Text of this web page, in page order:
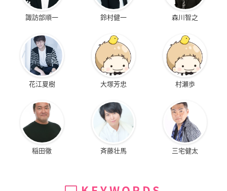
諏訪部順一 鈴村健一 森川智之
花江夏樹 大塚芳忠 村瀬歩
稲田徹 斉藤壮馬 三宅健太